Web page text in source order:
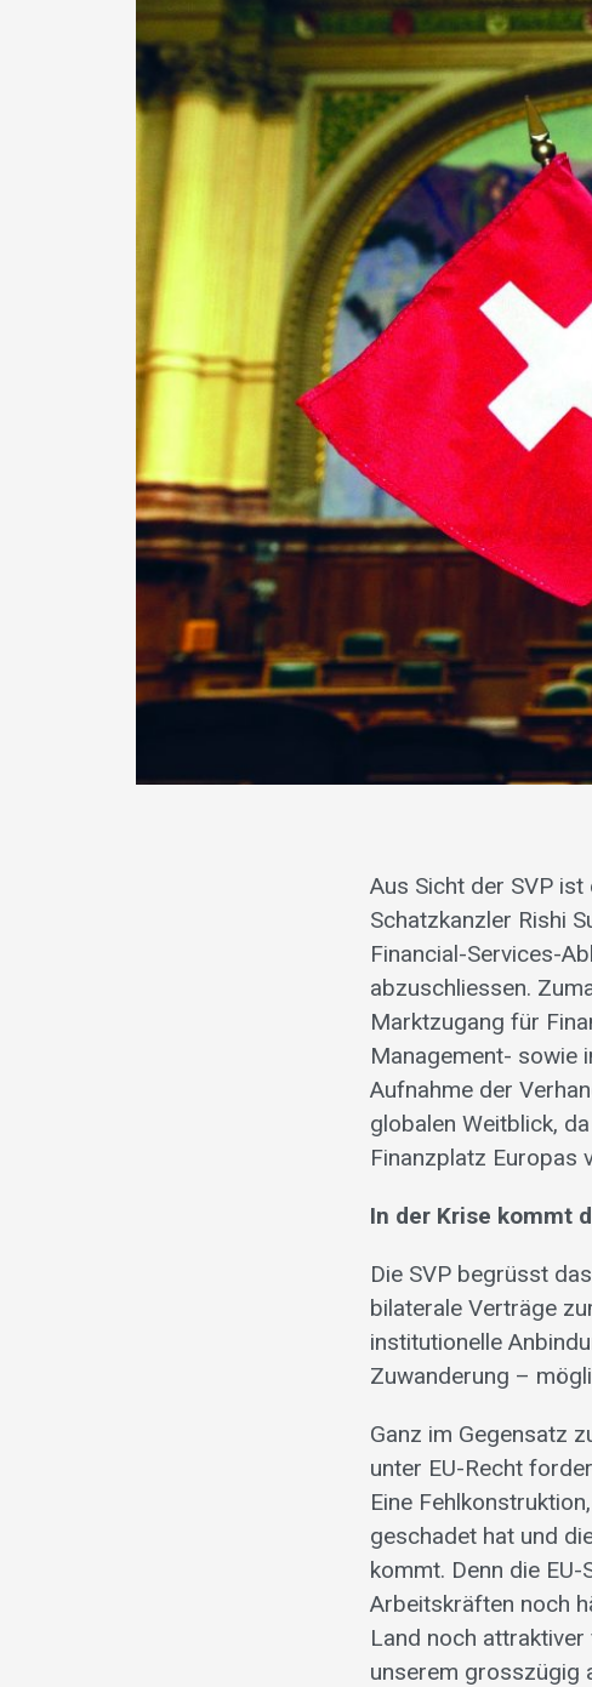
Aus Sicht der SVP
Schatzkanzler Rishi
Financial-Services-
abzuschliessen.
Marktzugang für
Management- sowie
Aufnahme der
globalen Weitblick,
Finanzplatz Europas
In der Krise kommt
Die SVP begrüsst
bilaterale Verträge
institutionelle
Zuwanderung –
Ganz im Gegensatz
unter EU-Recht
Eine
geschadet hat und
kommt. Denn die
Arbeitskräften noch
Land noch
unserem grosszügig